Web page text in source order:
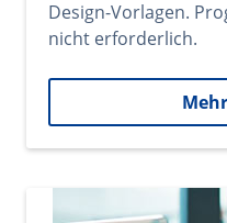
Design-Vorlagen.
nicht erforderlich.